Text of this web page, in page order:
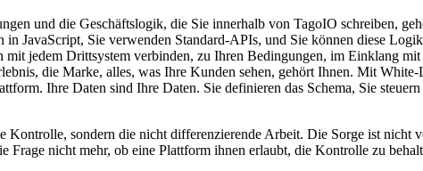
und die Geschäftslogik, die Sie innerhalb von TagoIO schreiben,
in JavaScript, Sie verwenden Standard-APIs, und Sie können diese
jedem Drittsystem verbinden, zu Ihren Bedingungen, im Einklang
die Marke, alles, was Ihre Kunden sehen, gehört Ihnen. Mit
Ihre Daten sind Ihre Daten. Sie definieren das Schema, Sie
Kontrolle, sondern die nicht differenzierende Arbeit. Die Sorge ist
Frage nicht mehr, ob eine Plattform ihnen erlaubt, die Kontrolle zu